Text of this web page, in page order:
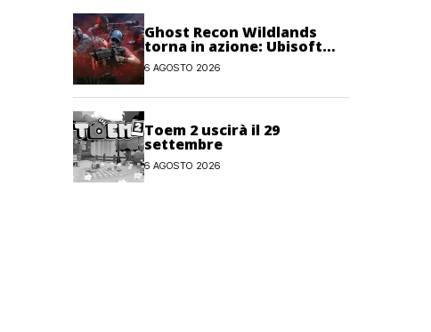
Ghost Recon Wildlands
torna in azione: Ubisoft
lancia il maxi
aggiornamento gratuito
6 AGOSTO 2026
Toem 2 uscirà il 29
settembre
6 AGOSTO 2026